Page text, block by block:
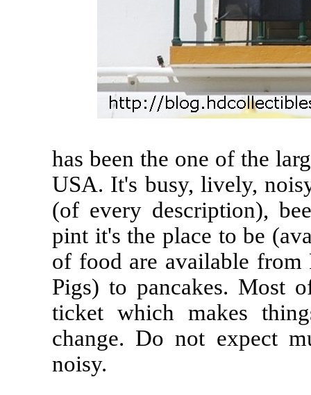
has been the one of the
USA. It's busy, lively,
(of every description),
pint it's the place to be
of food are available
Pigs) to pancakes. Most
ticket which makes
change. Do not expect
noisy.